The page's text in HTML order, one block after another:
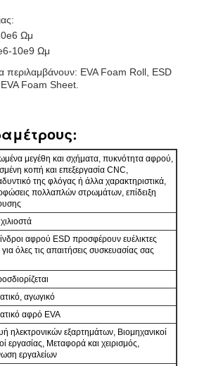
Ωμ
10e9 Ωμ
περιλαμβάνουν: EVA Foam Roll, ESD
Foam Sheet.
μεγέθη και σχήματα, πυκνότητα αφρού,
κοπή και επεξεργασία CNC,
της φλόγας ή άλλα χαρακτηριστικά,
πολλαπλών στρωμάτων, επίδειξη
αφρού ESD προσφέρουν ευέλικτες
για όλες τις απαιτήσεις συσκευασίας σας
αγωγικό
αφρό EVA
ηλεκτρονικών εξαρτημάτων, Βιομηχανικοί
εργασίας, Μεταφορά και χειρισμός,
εργαλείων